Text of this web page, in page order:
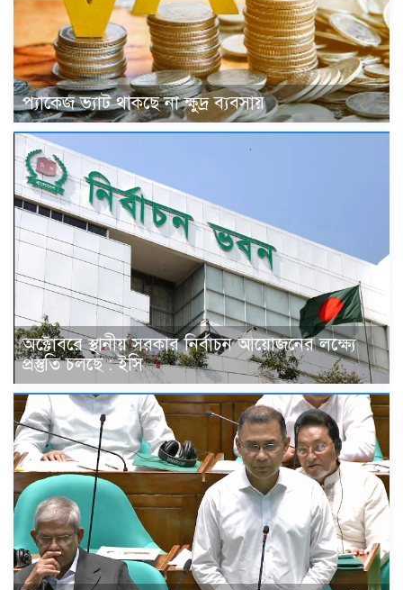
প্যাকেজ ভ্যাট থাকছে না ক্ষুদ্র ব্যবসায়
অক্টোবরে স্থানীয় সরকার নির্বাচন আয়োজনের লক্ষ্যে
প্রস্তুতি চলছে : ইসি